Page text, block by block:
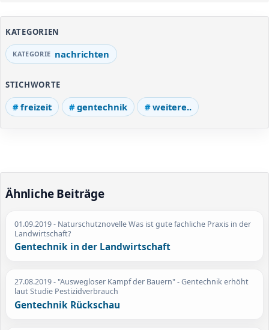
KATEGORIEN
nachrichten
STICHWORTE
freizeit gentechnik weitere..
Ähnliche Beiträge
01.09.2019- Naturschutznovelle Was ist gute fachliche Praxis in der
Landwirtschaft?
Gentechnik in der Landwirtschaft
27.08.2019- "Auswegloser Kampf der Bauern" - Gentechnik erhöht
laut Studie Pestizidverbrauch
Gentechnik Rückschau